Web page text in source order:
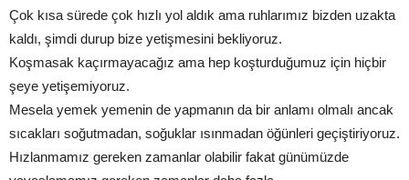
Çok kısa sürede çok hızlı yol aldık ama ruhlarımız bizden uzakta
kaldı, şimdi durup bize yetişmesini bekliyoruz.
Koşmasak kaçırmayacağız ama hep koşturduğumuz için hiçbir
şeye yetişemiyoruz.
Mesela yemek yemenin de yapmanın da bir anlamı olmalı ancak
sıcakları soğutmadan, soğuklar ısınmadan öğünleri geçiştiriyoruz.
Hızlanmamız gereken zamanlar olabilir fakat günümüzde